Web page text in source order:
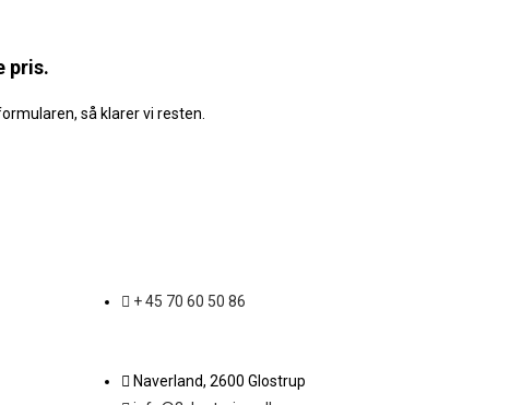
pris.
så klarer vi resten.
+ 45 70 60 50 86
Naverland, 2600 Glostrup